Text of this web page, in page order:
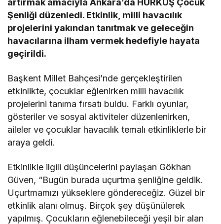
artırmak amacıyla Ankara’da HÜRKUŞ Çocuk
Şenliği düzenledi. Etkinlik, milli havacılık
projelerini yakından tanıtmak ve geleceğin
havacılarına ilham vermek hedefiyle hayata
geçirildi.
Başkent Millet Bahçesi’nde gerçekleştirilen
etkinlikte, çocuklar eğlenirken milli havacılık
projelerini tanıma fırsatı buldu. Farklı oyunlar,
gösteriler ve sosyal aktiviteler düzenlenirken,
aileler ve çocuklar havacılık temalı etkinliklerle bir
araya geldi.
Etkinlikle ilgili düşüncelerini paylaşan Gökhan
Güven, “Bugün burada uçurtma şenliğine geldik.
Uçurtmamızı yükseklere göndereceğiz. Güzel bir
etkinlik alanı olmuş. Birçok şey düşünülerek
yapılmış. Çocukların eğlenebileceği yeşil bir alan